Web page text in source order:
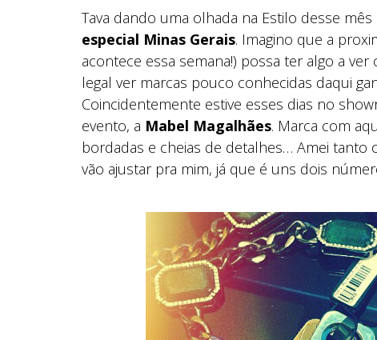
Tava dando uma olhada na Estilo desse mês
especial Minas Gerais. Imagino que a
acontece essa semana!) possa ter algo a
legal ver marcas pouco conhecidas daqui
Coincidentemente estive esses dias no
evento, a Mabel Magalhães. Marca com
bordadas e cheias de detalhes… Amei
vão ajustar pra mim, já que é uns dois